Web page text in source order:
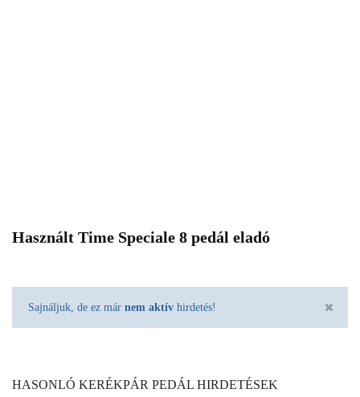
Használt Time Speciale 8 pedál eladó
Sajnáljuk, de ez már nem aktív hirdetés!
HASONLÓ KERÉKPÁR PEDÁL HIRDETÉSEK